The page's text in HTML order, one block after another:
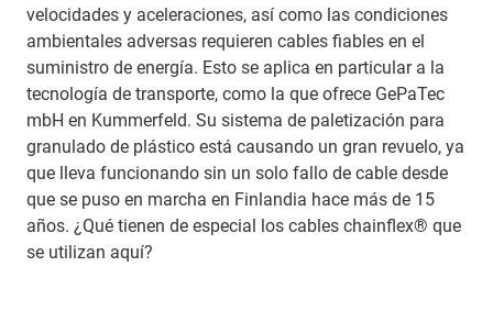
velocidades y aceleraciones, así como las condiciones
ambientales adversas requieren cables fiables en el
suministro de energía. Esto se aplica en particular a la
tecnología de transporte, como la que ofrece GePaTec
mbH en Kummerfeld. Su sistema de paletización para
granulado de plástico está causando un gran revuelo, ya
que lleva funcionando sin un solo fallo de cable desde
que se puso en marcha en Finlandia hace más de 15
años. ¿Qué tienen de especial los cables chainflex® que
se utilizan aquí?